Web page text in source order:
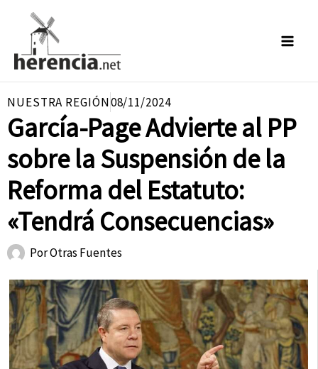
contenido
NUESTRA REGIÓN08/11/2024
García-Page Advierte al PP
sobre la Suspensión de la
Reforma del Estatuto:
«Tendrá Consecuencias»
PorOtras Fuentes